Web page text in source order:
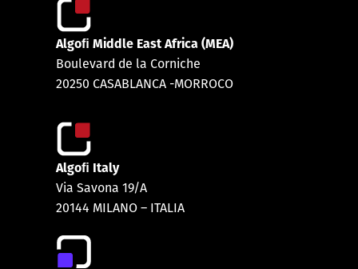
Algoﬁ Middle East Africa (MEA)
Boulevard de la Corniche
20250 CASABLANCA -MORROCO
Algoﬁ Italy
Via Savona 19/A
20144 MILANO – ITALIA